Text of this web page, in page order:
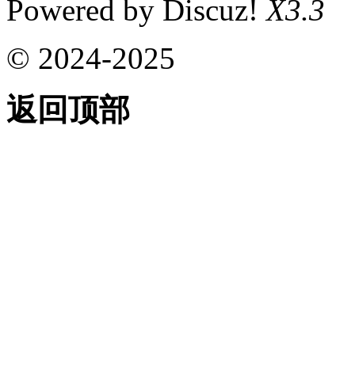
Powered by Discuz!X3.3
© 2024-2025
返回顶部